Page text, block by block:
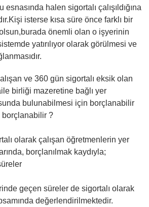
esnasında halen sigortalı çalışıldığına
isterse kısa süre önce farklı bir
önemli olan o işyerinin
yatırılıyor olarak görülmesi ve
ve 360 gün sigortalı eksik olan
birliği mazeretine bağlı yer
bulunabilmesi için borçlanabilir
borçlanabilir ?
olarak çalışan öğretmenlerin yer
borçlanılmak kaydıyla;
geçen süreler de sigortalı olarak
değerlendirilmektedir.